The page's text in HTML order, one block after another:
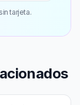
tarjeta.